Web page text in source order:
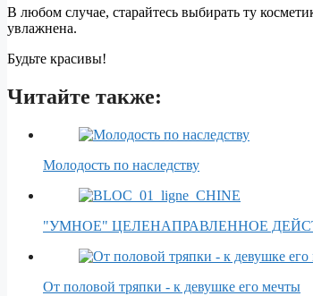
В любом случае, старайтесь выбирать ту
увлажнена.
Будьте красивы!
Читайте также:
Молодость по наследству
"УМНОЕ" ЦЕЛЕНАПРАВЛЕННОЕ
От половой тряпки - к девушке его мечты